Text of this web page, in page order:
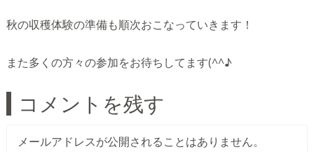
秋の収穫体験の準備も順次おこなっていきます！
また多くの方々の参加をお待ちしてます(^^♪
コメントを残す
メールアドレスが公開されることはありません。